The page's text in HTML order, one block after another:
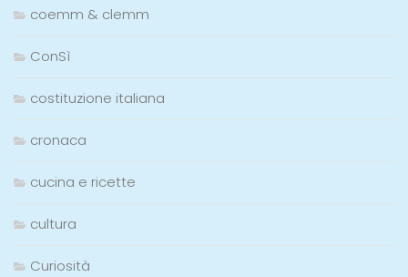
coemm & clemm
ConSì
costituzione italiana
cronaca
cucina e ricette
cultura
Curiosità